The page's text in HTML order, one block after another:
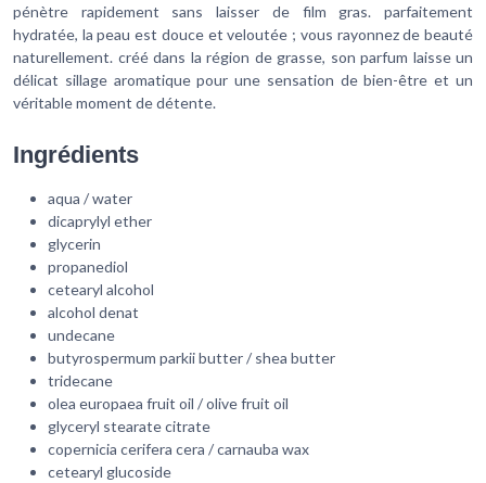
pénètre rapidement sans laisser de film gras. parfaitement
hydratée, la peau est douce et veloutée ; vous rayonnez de beauté
naturellement. créé dans la région de grasse, son parfum laisse un
délicat sillage aromatique pour une sensation de bien-être et un
véritable moment de détente.
Ingrédients
aqua / water
dicaprylyl ether
glycerin
propanediol
cetearyl alcohol
alcohol denat
undecane
butyrospermum parkii butter / shea butter
tridecane
olea europaea fruit oil / olive fruit oil
glyceryl stearate citrate
copernicia cerifera cera / carnauba wax
cetearyl glucoside